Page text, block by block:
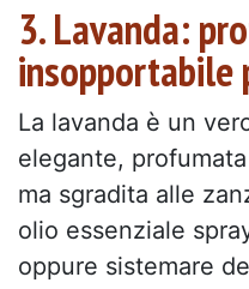
3. Lavanda:
insopportabile
La lavanda è un
elegante,
ma sgradita alle
olio essenziale
oppure sistemare